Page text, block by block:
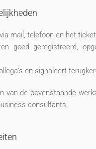
mail, telefoon en het
goed geregistreerd,
en signaleert
van de bovenstaande
consultants.